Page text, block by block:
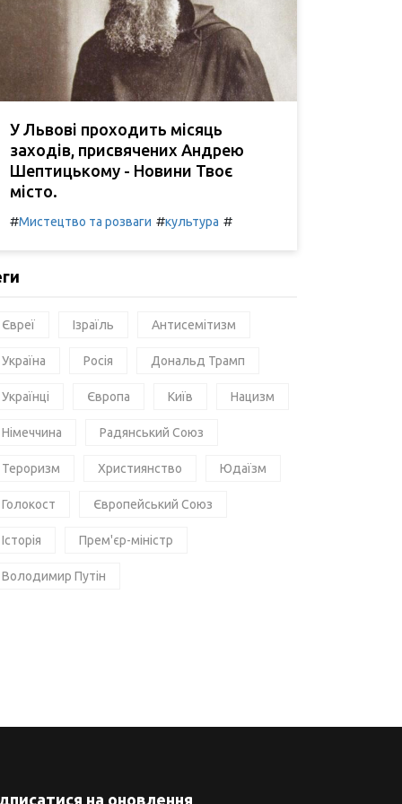
У Львові проходить місяць
заходів, присвячених Андрею
Шептицькому - Новини Твоє
місто.
#Мистецтво та розваги #культура #
Євреї Ізраїль Антисемітизм
Україна Росія Дональд Трамп
Українці Європа Київ Нацизм
Німеччина Радянський Союз
Тероризм Християнство Юдаїзм
Голокост Європейський Союз
Історія Прем'єр-міністр
Володимир Путін
на оновлення